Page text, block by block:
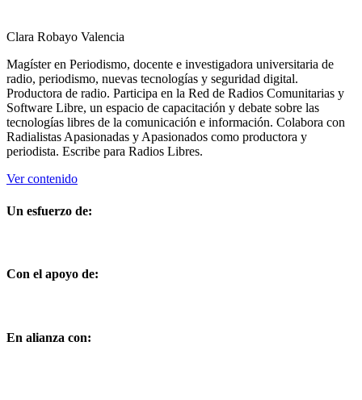
Clara Robayo Valencia
Magíster en Periodismo, docente e investigadora universitaria de
radio, periodismo, nuevas tecnologías y seguridad digital.
Productora de radio. Participa en la Red de Radios Comunitarias y
Software Libre, un espacio de capacitación y debate sobre las
tecnologías libres de la comunicación e información. Colabora con
Radialistas Apasionadas y Apasionados como productora y
periodista. Escribe para Radios Libres.
Ver contenido
Un esfuerzo de:
Con el apoyo de:
En alianza con: